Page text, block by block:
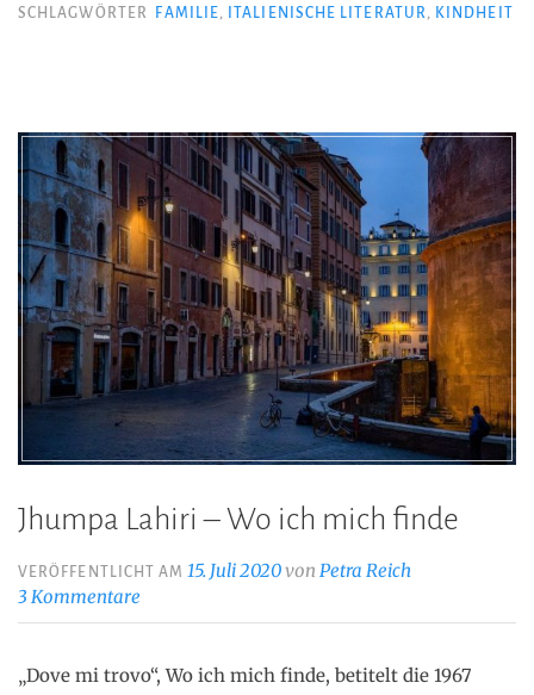
Der
SCHLAGWÖRTER
FAMILIE, ITALIENISCHE LITERATUR, KINDHEIT
Jhumpa Lahiri – Wo ich mich finde
VERÖFFENTLICHT AM15. Juli 2020vonPetra Reich
3 Kommentare
„Dove mi trovo“, Wo ich mich finde, betitelt die 1967